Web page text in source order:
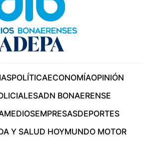
POLÍTICAECONOMÍAOPINIÓN
ADN BONAERENSE
MEDIOSEMPRESASDEPORTES
Y SALUD HOYMUNDO MOTOR